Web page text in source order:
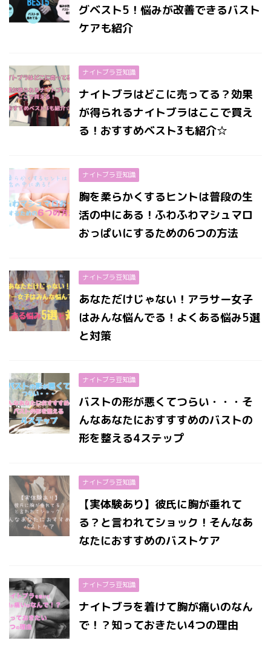
グベスト5！悩みが改善できるバスト
ケアも紹介
ナイトブラ豆知識
ナイトブラはどこに売ってる？効果
が得られるナイトブラはここで買え
る！おすすめベスト3も紹介☆
ナイトブラ豆知識
胸を柔らかくするヒントは普段の生
活の中にある！ふわふわマシュマロ
おっぱいにするための6つの方法
ナイトブラ豆知識
あなただけじゃない！アラサー女子
はみんな悩んでる！よくある悩み5選
と対策
ナイトブラ豆知識
バストの形が悪くてつらい・・・そ
んなあなたにおすすすめのバストの
形を整える4ステップ
ナイトブラ豆知識
【実体験あり】彼氏に胸が垂れて
る？と言われてショック！そんなあ
なたにおすすめのバストケア
ナイトブラ豆知識
ナイトブラを着けて胸が痛いのなん
で！？知っておきたい4つの理由